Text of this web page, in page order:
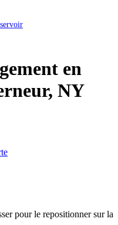
en
NY
pour le repositionner sur la